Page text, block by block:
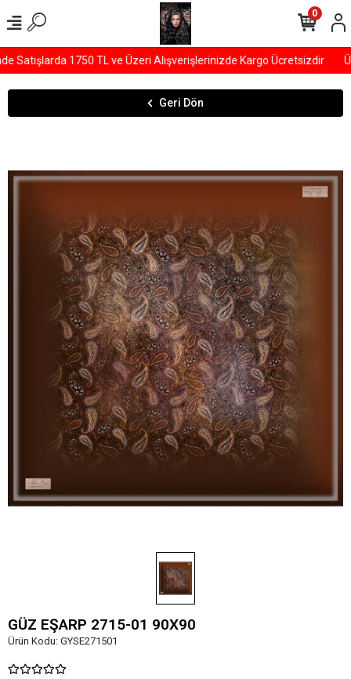
Satışlarda 1750 TL ve Üzeri Alışverişlerinizde Kargo Ücretsizdir
0
Geri Dön
GÜZ EŞARP 2715-01 90X90
Ürün Kodu: GYSE271501